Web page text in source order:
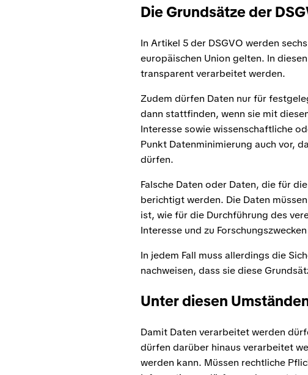
Die Grundsätze der
In Artikel 5 der DSGVO werden
europäischen Union gelten. In
transparent verarbeitet werden.
Zudem dürfen Daten nur für
dann stattfinden, wenn sie mit
Interesse sowie wissenschaftliche
Punkt Datenminimierung auch vor,
dürfen.
Falsche Daten oder Daten, die für
berichtigt werden. Die Daten
ist, wie für die Durchführung des
Interesse und zu
In jedem Fall muss allerdings die
nachweisen, dass sie diese
Unter diesen
Damit Daten verarbeitet werden
dürfen darüber hinaus verarbeitet
werden kann. Müssen rechtliche